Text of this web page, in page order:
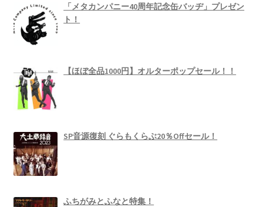
「メタカンパニー40周年記念缶バッヂ」プレゼン
ト！
【ほぼ全品1000円】オルターポップセール！！
SP音源復刻 ぐらもくらぶ20％Offセール！
ふちがみとふなと特集！